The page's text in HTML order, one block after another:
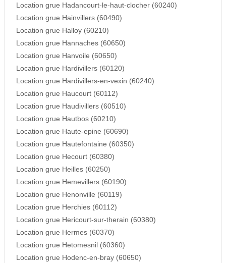
Location grue Hadancourt-le-haut-clocher (60240)
Location grue Hainvillers (60490)
Location grue Halloy (60210)
Location grue Hannaches (60650)
Location grue Hanvoile (60650)
Location grue Hardivillers (60120)
Location grue Hardivillers-en-vexin (60240)
Location grue Haucourt (60112)
Location grue Haudivillers (60510)
Location grue Hautbos (60210)
Location grue Haute-epine (60690)
Location grue Hautefontaine (60350)
Location grue Hecourt (60380)
Location grue Heilles (60250)
Location grue Hemevillers (60190)
Location grue Henonville (60119)
Location grue Herchies (60112)
Location grue Hericourt-sur-therain (60380)
Location grue Hermes (60370)
Location grue Hetomesnil (60360)
Location grue Hodenc-en-bray (60650)